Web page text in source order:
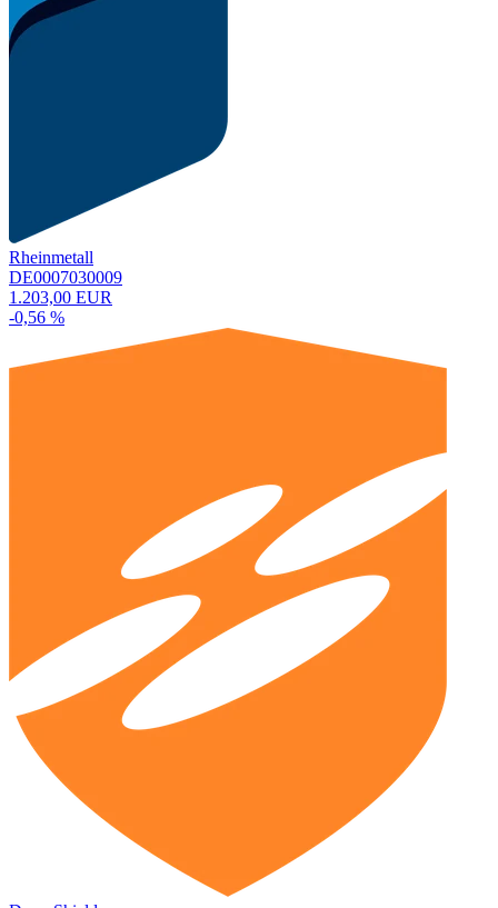
Rheinmetall
DE0007030009
1.203,00 EUR
-0,56 %